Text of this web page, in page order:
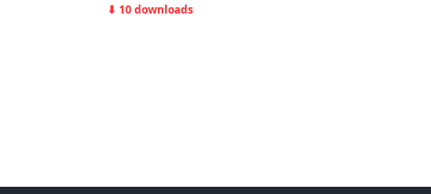
Super Turismo Uruguayo
⬇ 10 downloads